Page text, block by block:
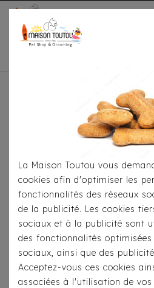
À Table
Pure Life Light
La Maison Toutou vous
cookies afin d'optimiser les
fonctionnalités des réseaux
de la publicité. Les cookies
sociaux et à la publicité sont
des fonctionnalités optimisées
sociaux, ainsi que des
Acceptez-vous ces cookies
associées à l'utilisation de vos